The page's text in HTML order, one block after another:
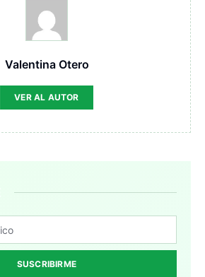
Valentina Otero
VER AL AUTOR
SUSCRIBIRME